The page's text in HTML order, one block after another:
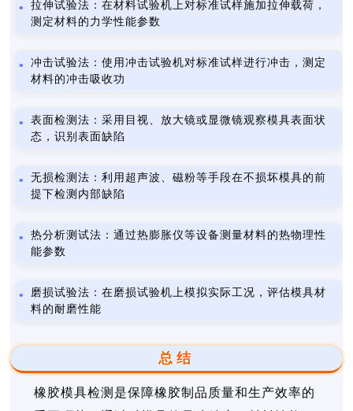
拉伸试验法：在材料试验机上对标准试样施加拉伸载荷，
测定材料的力学性能参数
冲击试验法：使用冲击试验机对标准试样进行冲击，测定
材料的冲击吸收功
表面检测法：采用目视、放大镜或显微镜观察模具表面状
态，识别表面缺陷
无损检测法：利用超声波、磁粉等手段在不损坏模具的前
提下检测内部缺陷
热分析测试法：通过热膨胀仪等设备测量材料的热物理性
能参数
磨损试验法：在磨损试验机上模拟实际工况，评估模具材
料的耐磨性能
总结
橡胶模具检测是保障橡胶制品质量和生产效率的